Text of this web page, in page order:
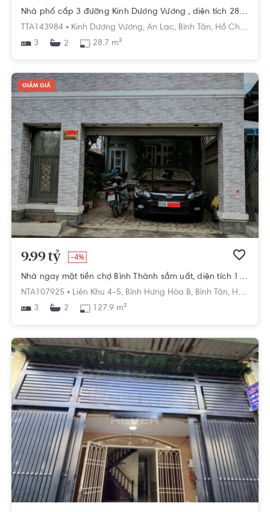
Nhà phố cấp 3 đường Kinh Dương Vương , diện tích 28.7m²
TTA143984 • Kinh Dương Vương, An Lạc, Bình Tân, Hồ Chí Minh
3
2 28.7 m²
GIẢM GIÁ
9.99 tỷ -4%
Nhà ngay mặt tiền chợ Bình Thành sầm uất, diện tích 127.9m2 rộng thoáng.
NTA107925 • Liên Khu 4-5, Bình Hưng Hòa B, Bình Tân, Hồ Chí Minh
3
2 127.9 m²